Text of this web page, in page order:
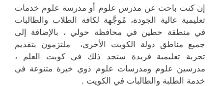
إن كنت باحث عن مدرس علوم أو مدرسة علوم خدمات
تعليمية عالية الجودة، مُوجَّهة لكافة الطلاب والطالبات
في منطقة حطين في محافظة حولي ، بالإضافة إلى
جميع مناطق دولة الكويت الأخرى، ملتزمون بتقديم
تجربة تعليمية فريدة ستجد ذلك في كويت العلم ،
مدرسين علوم ومدرسات علوم ذوي خبرة متنوعة في
خدمة الطلبة والطالبات في الكويت .